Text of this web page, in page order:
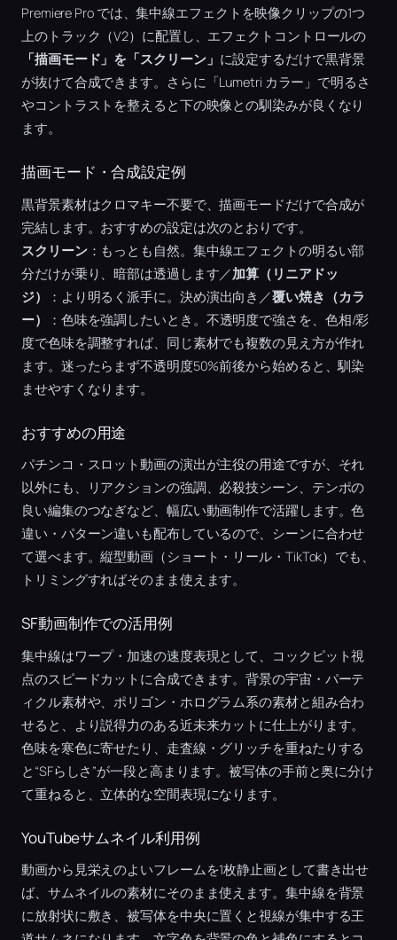
Premiere Pro では、集中線エフェクトを映像クリップの1つ
上のトラック（V2）に配置し、エフェクトコントロールの
「描画モード」を「スクリーン」 に設定するだけで黒背景
が抜けて合成できます。さらに「Lumetri カラー」で明るさ
やコントラストを整えると下の映像との馴染みが良くなり
ます。
描画モード・合成設定例
黒背景素材はクロマキー不要で、描画モードだけで合成が
完結します。おすすめの設定は次のとおりです。
スクリーン：もっとも自然。集中線エフェクトの明るい部
分だけが乗り、暗部は透過します／加算（リニアドッ
ジ）
：より明るく派手に。決め演出向き／覆い焼き（カラ
ー）
：色味を強調したいとき。不透明度で強さを、色相/彩
度で色味を調整すれば、同じ素材でも複数の見え方が作れ
ます。迷ったらまず不透明度50%前後から始めると、馴染
ませやすくなります。
おすすめの用途
パチンコ・スロット動画の演出が主役の用途ですが、それ
以外にも、リアクションの強調、必殺技シーン、テンポの
良い編集のつなぎなど、幅広い動画制作で活躍します。色
違い・パターン違いも配布しているので、シーンに合わせ
て選べます。縦型動画（ショート・リール・TikTok）でも、
トリミングすればそのまま使えます。
SF動画制作での活用例
集中線はワープ・加速の速度表現として、コックピット視
点のスピードカットに合成できます。背景の宇宙・パーテ
ィクル素材や、ポリゴン・ホログラム系の素材と組み合わ
せると、より説得力のある近未来カットに仕上がります。
色味を寒色に寄せたり、走査線・グリッチを重ねたりする
と“SFらしさ”が一段と高まります。被写体の手前と奥に分け
て重ねると、立体的な空間表現になります。
YouTubeサムネイル利用例
動画から見栄えのよいフレームを1枚静止画として書き出せ
ば、サムネイルの素材にそのまま使えます。集中線を背景
に放射状に敷き、被写体を中央に置くと視線が集中する王